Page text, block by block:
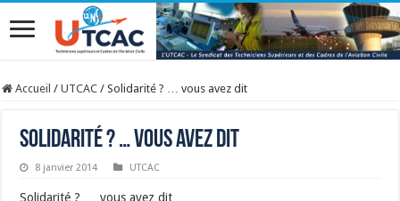
Accueil / UTCAC / Solidarité ? … vous avez dit
Solidarité ? … vous avez dit
8 janvier 2014 UTCAC
Solidarité ? … vous avez dit